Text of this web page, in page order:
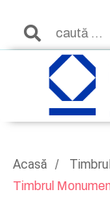
Acasă
Timbrul